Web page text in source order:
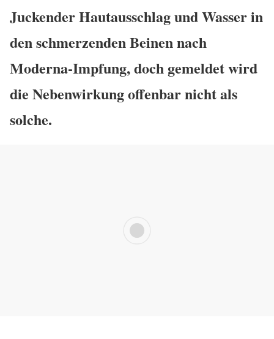
Juckender Hautausschlag und Wasser in
den schmerzenden Beinen nach
Moderna-Impfung, doch gemeldet wird
die Nebenwirkung offenbar nicht als
solche.